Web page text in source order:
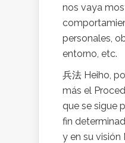
nos vaya
personales,
entorno, etc.
兵法 Heiho,
más el
que se sigue
fin
y en su visión